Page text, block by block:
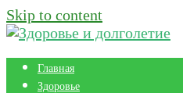
Skip to content
Главная
Здоровье